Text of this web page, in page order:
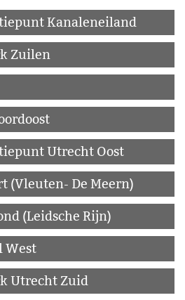
Kanaleneiland
Zuilen
Utrecht Oost
(Vleuten- De Meern)
(Leidsche Rijn)
West
Utrecht Zuid